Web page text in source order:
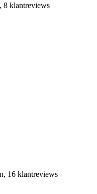
8 klantreviews
16 klantreviews